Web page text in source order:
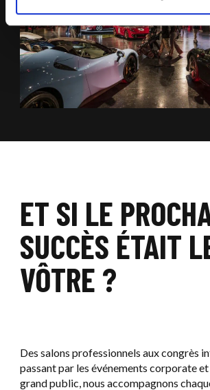
ET SI LE
SUCCÈS ÉTAIT
VÔTRE ?
Des salons professionnels aux congrès
passant par les événements corporate
grand public, nous accompagnons